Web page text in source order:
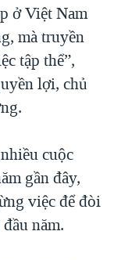
SÂM
ở Việt Nam
mà truyền
tập thể”,
lợi, chủ
cuộc
gần đây,
việc để đòi
năm.